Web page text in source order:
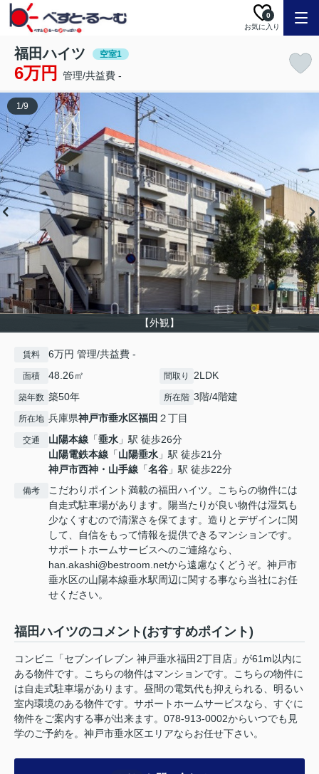
お気に入り
0
福田ハイツ 空室1
6万円 管理/共益費 -
【外観】
1/9
賃料 6万円 管理/共益費 -
面積 48.26㎡ 間取り 2LDK
築年数 築50年 所在階 3階/4階建
所在地 兵庫県神戸市垂水区福田 ２丁目
交通 山陽本線 「垂水 」駅 徒歩26分
山陽電鉄本線 「山陽垂水 」駅 徒歩21分
神戸市西神・山手線 「名谷 」駅 徒歩22分
備考
こだわりポイント満載の福田ハイツ。こちらの物件には
自走式駐車場があります。陽当たりが良い物件は湿気も
少なくすむので清潔さを保てます。造りとデザインに関
して、自信をもって情報を提供できるマンションです。
サポートホームサービスへのご連絡なら、
han.akashi@bestroom.netから遠慮なくどうぞ。神戸市
垂水区の山陽本線垂水駅周辺に関する事なら当社にお任
せください。
福田ハイツのコメント(おすすめポイント)
コンビニ「セブンイレブン 神戸垂水福田2丁目店」が61m以内に
ある物件です。こちらの物件はマンションです。こちらの物件に
は自走式駐車場があります。昼間の電気代も抑えられる、明るい
室内環境のある物件です。サポートホームサービスなら、すぐに
物件をご案内する事が出来ます。078-913-0002からいつでも見
学のご予約を。神戸市垂水区エリアならお任せ下さい。